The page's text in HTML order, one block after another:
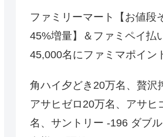
ファミリーマート【お値段
45%増量】＆ファミペイ払
45,000名にファミマポイン
角ハイ夕どき20万名、贅沢
アサヒゼロ20万名、アサヒ
名、サントリー -196 ダブ